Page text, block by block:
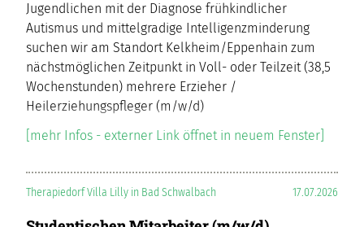
Jugendlichen mit der Diagnose frühkindlicher
Autismus und mittelgradige Intelligenzminderung
suchen wir am Standort Kelkheim/Eppenhain zum
nächstmöglichen Zeitpunkt in Voll- oder Teilzeit (38,5
Wochenstunden) mehrere Erzieher /
Heilerziehungspfleger (m/w/d)
[mehr Infos - externer Link öffnet in neuem Fenster]
17.07.2026
Therapiedorf Villa Lilly in Bad Schwalbach